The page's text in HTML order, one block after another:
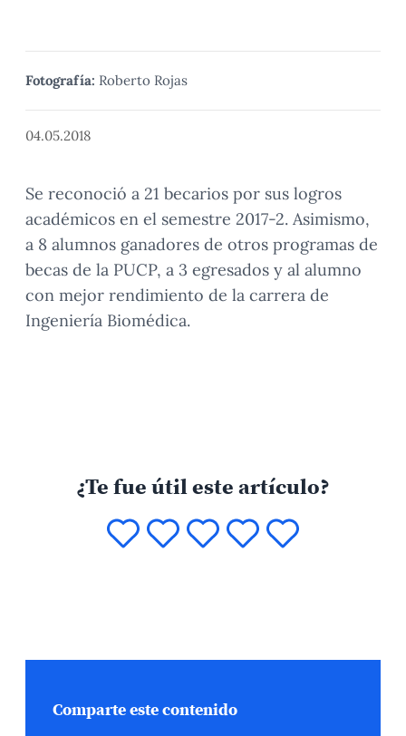
Fotografía: Roberto Rojas
04.05.2018
Se reconoció a 21 becarios por sus logros
académicos en el semestre 2017-2. Asimismo,
a 8 alumnos ganadores de otros programas de
becas de la PUCP, a 3 egresados y al alumno
con mejor rendimiento de la carrera de
Ingeniería Biomédica.
¿Te fue útil este artículo?
Comparte este contenido